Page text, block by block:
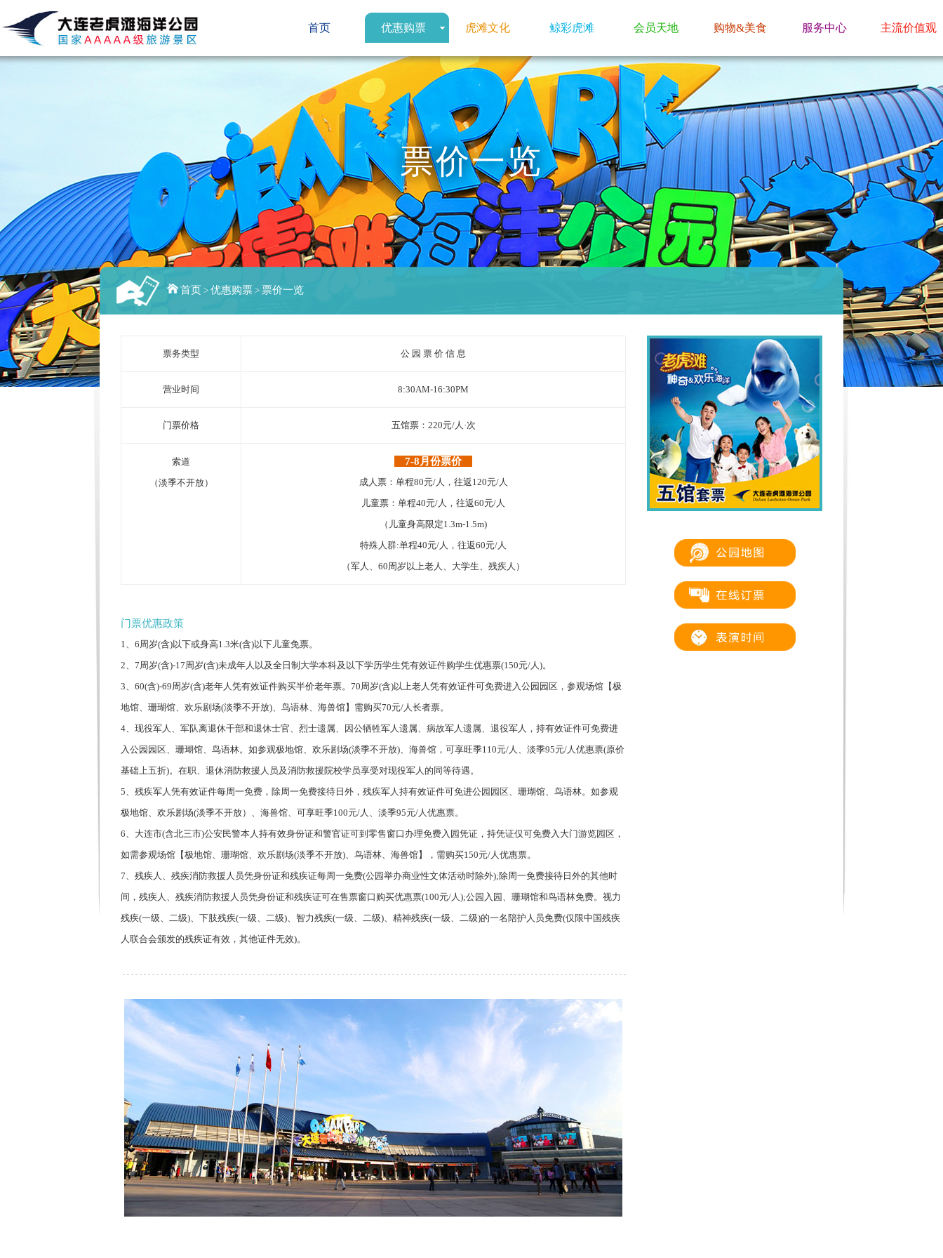
首页 优惠购票 虎滩文化 鲸彩虎滩 会员天地 购物&美食 服务中心 主流价值观
票价一览
首页 > 优惠购票 > 票价一览
票务类型 公 园 票 价 信 息
营业时间 8:30AM-16:30PM
门票价格 五馆票：220元/人·次
索道
（淡季不开放）
7-8月份票价
成人票：单程80元/人，往返120元/人
儿童票：单程40元/人，往返60元/人
（儿童身高限定1.3m-1.5m)
特殊人群:单程40元/人，往返60元/人
（军人、60周岁以上老人、大学生、残疾人）
门票优惠政策
1、6周岁(含)以下或身高1.3米(含)以下儿童免票。
2、7周岁(含)-17周岁(含)未成年人以及全日制大学本科及以下学历学生凭有效证件购学生优惠票(150元/人)。
3、60(含)-69周岁(含)老年人凭有效证件购买半价老年票。70周岁(含)以上老人凭有效证件可免费进入公园园区，参观场馆【极
地馆、珊瑚馆、欢乐剧场(淡季不开放)、鸟语林、海兽馆】需购买70元/人长者票。
4、现役军人、军队离退休干部和退休士官、烈士遗属、因公牺牲军人遗属、病故军人遗属、退役军人，持有效证件可免费进
入公园园区、珊瑚馆、鸟语林。如参观极地馆、欢乐剧场(淡季不开放)、海兽馆，可享旺季110元/人、淡季95元/人优惠票(原价
基础上五折)。在职、退休消防救援人员及消防救援院校学员享受对现役军人的同等待遇。
5、残疾军人凭有效证件每周一免费，除周一免费接待日外，残疾军人持有效证件可免进公园园区、珊瑚馆、鸟语林。如参观
极地馆、欢乐剧场(淡季不开放）、海兽馆、可享旺季100元/人、淡季95元/人优惠票。
6、大连市(含北三市)公安民警本人持有效身份证和警官证可到零售窗口办理免费入园凭证，持凭证仅可免费入大门游览园区，
如需参观场馆【极地馆、珊瑚馆、欢乐剧场(淡季不开放)、鸟语林、海兽馆】，需购买150元/人优惠票。
7、残疾人、残疾消防救援人员凭身份证和残疾证每周一免费(公园举办商业性文体活动时除外);除周一免费接待日外的其他时
间，残疾人、残疾消防救援人员凭身份证和残疾证可在售票窗口购买优惠票(100元/人);公园入园、珊瑚馆和鸟语林免费。视力
残疾(一级、二级)、下肢残疾(一级、二级)、智力残疾(一级、二级)、精神残疾(一级、二级)的一名陪护人员免费(仅限中国残疾
人联合会颁发的残疾证有效，其他证件无效)。